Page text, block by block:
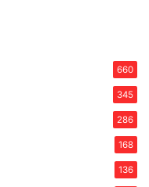
660
345
286
168
136